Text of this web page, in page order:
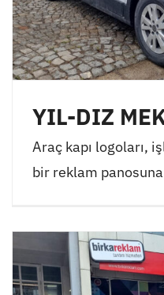
YIL-DIZ
Araç kapı logoları,
bir reklam